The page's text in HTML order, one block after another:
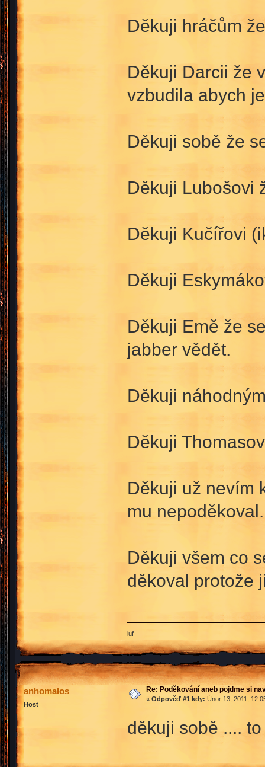
Děkuji hráčům
Děkuji Darcii že
vzbudila abych
Děkuji sobě že
Děkuji Lubošovi
Děkuji Kučířovi
Děkuji
Děkuji Emě že
jabber vědět.
Děkuji
Děkuji
Děkuji už nevím
mu nepoděkoval.
Děkuji všem co
děkoval protože
luf
anhomalos
Host
Re: Poděkování aneb pojdme si
« Odpověď #1 kdy: Únor 13, 2011,
děkuji sobě ....